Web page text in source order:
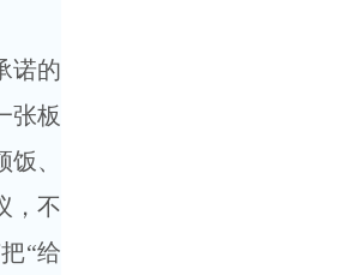
诺的
张板
、
，不
“给